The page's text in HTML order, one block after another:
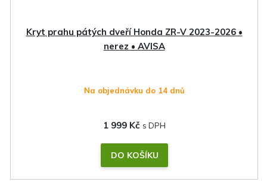
Kryt prahu pátých dveří Honda ZR-V 2023-2026 •
nerez • AVISA
Na objednávku do 14 dnů
1 999 Kč
DO KOŠÍKU